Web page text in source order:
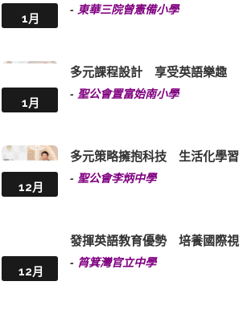
1月
- 東華三院曾憲備小學
1月
多元課程設計 享受英語樂趣
- 聖公會置富始南小學
12月
多元策略擁抱科技 生活化學
- 聖公會李炳中學
12月
發揮英語教育優勢 培養國際
- 筲箕灣官立中學